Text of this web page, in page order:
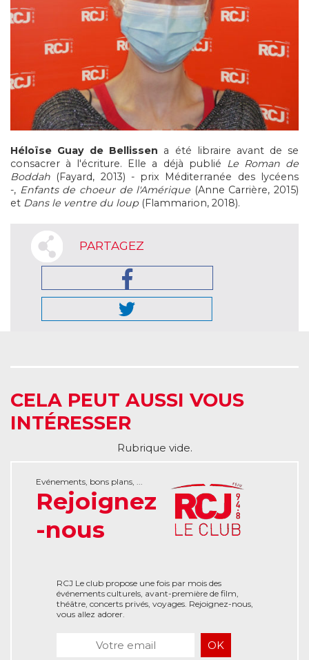
Héloïse Guay de Bellissen a été libraire avant de se
consacrer à l'écriture. Elle a déjà publié Le Roman de
Boddah (Fayard, 2013) - prix Méditerranée des lycéens
-, Enfants de choeur de l'Amérique (Anne Carrière, 2015)
et Dans le ventre du loup (Flammarion, 2018).
PARTAGEZ
CELA PEUT AUSSI VOUS
INTÉRESSER
Rubrique vide.
Evénements, bons plans, ...
Rejoignez
-nous
RCJ Le club propose une fois par mois des
événements culturels, avant-première de film,
théâtre, concerts privés, voyages. Rejoignez-nous,
vous allez adorer.